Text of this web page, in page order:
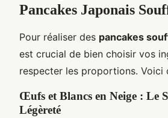
Pancakes Japonais
Pour réaliser des pancakes
est crucial de bien choisir vos
respecter les proportions. Voici
Œufs et Blancs en Neige : Le
Légèreté